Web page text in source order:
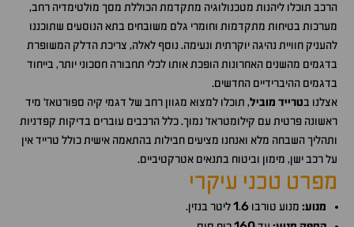
הרכב תוכלו ליהנות מטכנולוגיה מתקדמת הכוללת מסך מולטימדיה רחב,
מערכות בטיחות מתקדמות וחומרי גלם משובחים בתא הנוסעים שתוכננו
להעניק חוויית נהיגה יוקרתית ונעימה. נוסף לאלה, צריכת הדלק המשופרת
בדגמים מהשנים האחרונות הופכת אותו לכלי תחבורה חסכוני יותר, בייחוד
בדגמים ההיברידיים החדשים.
אצלנו בטרייד מוביל, תוכלו למצוא מגוון רחב של דגמי קיה ספורטאז' מיד
ראשונה פרטית עם קילומטראז' נמוך. כלל הרכבים עוברים בדיקות קפדניות
ותהליך השבחה מלא ואנחנו מציעים חבילות בהתאמה אישית כולל טרייד אין
על רכב ישן, מימון וביטוח בתנאים אטרקטיביים.
מפרט טכני עיקרי
מנוע: מנוע טורבו 1.6
ליטר בנזין.